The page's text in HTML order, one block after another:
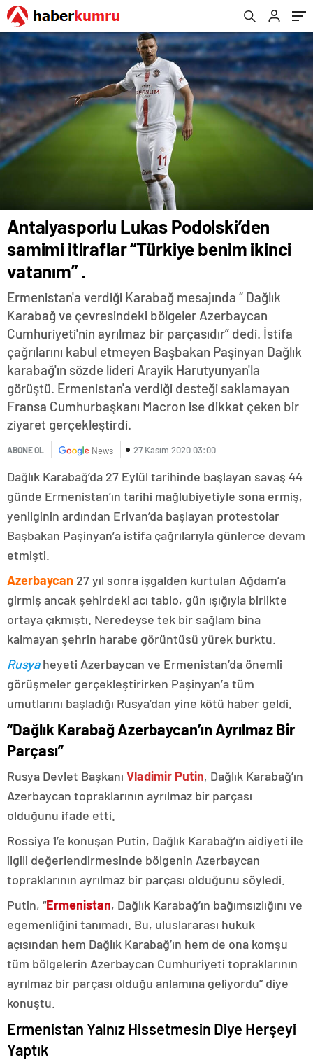
Antalyasporlu Lukas Podolski’den
samimi itiraflar “Türkiye benim ikinci
vatanım” .
Ermenistan'a verdiği Karabağ mesajında “ Dağlık
Karabağ ve çevresindeki bölgeler Azerbaycan
Cumhuriyeti'nin ayrılmaz bir parçasıdır” dedi. İstifa
çağrılarını kabul etmeyen Başbakan Paşinyan Dağlık
karabağ'ın sözde lideri Arayik Harutyunyan'la
görüştü. Ermenistan'a verdiği desteği saklamayan
Fransa Cumhurbaşkanı Macron ise dikkat çeken bir
ziyaret gerçekleştirdi.
ABONE OL News 27 Kasım 2020 03:00
Dağlık Karabağ’da 27 Eylül tarihinde başlayan savaş 44
günde Ermenistan’ın tarihi mağlubiyetiyle sona ermiş,
yenilginin ardından Erivan’da başlayan protestolar
Başbakan Paşinyan’a istifa çağrılarıyla günlerce devam
etmişti.
Azerbaycan 27 yıl sonra işgalden kurtulan Ağdam’a
girmiş ancak şehirdeki acı tablo, gün ışığıyla birlikte
ortaya çıkmıştı. Neredeyse tek bir sağlam bina
kalmayan şehrin harabe görüntüsü yürek burktu.
Rusyaheyeti Azerbaycan ve Ermenistan’da önemli
görüşmeler gerçekleştirirken Paşinyan’a tüm
umutlarını başladığı Rusya’dan yine kötü haber geldi.
“Dağlık Karabağ Azerbaycan’ın Ayrılmaz Bir
Parçası”
Rusya Devlet Başkanı Vladimir Putin, Dağlık Karabağ’ın
Azerbaycan topraklarının ayrılmaz bir parçası
olduğunu ifade etti.
Rossiya 1’e konuşan Putin, Dağlık Karabağ’ın aidiyeti ile
ilgili değerlendirmesinde bölgenin Azerbaycan
topraklarının ayrılmaz bir parçası olduğunu söyledi.
Putin, “Ermenistan, Dağlık Karabağ’ın bağımsızlığını ve
egemenliğini tanımadı. Bu, uluslararası hukuk
açısından hem Dağlık Karabağ’ın hem de ona komşu
tüm bölgelerin Azerbaycan Cumhuriyeti topraklarının
ayrılmaz bir parçası olduğu anlamına geliyordu” diye
konuştu.
Ermenistan Yalnız Hissetmesin Diye Herşeyi
Yaptık